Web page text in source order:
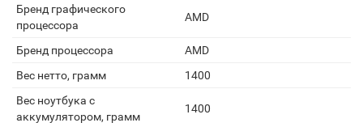
Бренд графического
процессора
AMD
Бренд процессора
AMD
Вес нетто, грамм
1400
Вес ноутбука с
аккумулятором, грамм
1400